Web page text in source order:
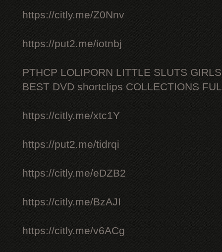
https://citly.me/Z0Nnv
https://put2.me/iotnbj
PTHCP LOLIPORN LITTLE SLUTS
BEST DVD shortclips COLLECTIONS
https://citly.me/xtc1Y
https://put2.me/tidrqi
https://citly.me/eDZB2
https://citly.me/BzAJI
https://citly.me/v6ACg